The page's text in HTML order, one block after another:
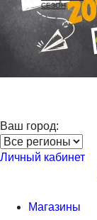
СЕЗОН
Ваш город:
Личный кабинет
Магазины